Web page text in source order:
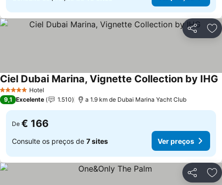
Partilhar
5 Estrelas Hotel
Ciel Dubai Marina, Vignette Collection by IHG
9,1 Excelente 1.510 a 1.9 km de Dubai Marina Yacht Club
De € 166
Consulte os preços de 7 sites Ver preços
Partilhar